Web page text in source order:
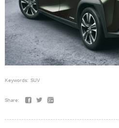
Keywords: SUV
Share: